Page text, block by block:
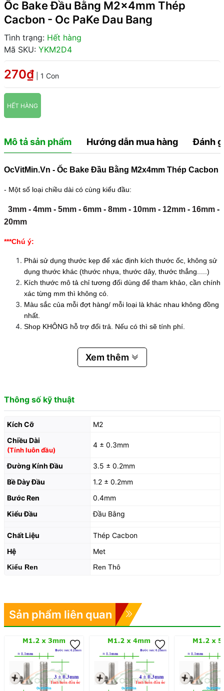
Ốc Bake Đầu Bằng M2x4mm Thép
Cacbon - Oc PaKe Dau Bang
Tình trạng: Hết hàng
Mã SKU: YKM2D4
270₫ | 1 Con
HẾT HÀNG
Mô tả sản phẩm Hướng dẫn mua hàng Đánh
OcVitMin.Vn - Ốc Bake Đầu Bằng M2x4mm Thép Cacbon
- Một số loại chiều dài có cùng kiểu đầu:
3mm- 4mm- 5mm- 6mm- 8mm- 10mm- 12mm- 16mm-
20mm
***Chú ý:
Phải sử dụng thước kẹp để xác định kích thước ốc, không sử
dụng thước khác (thước nhựa, thước dây, thước thẳng.....)
Kích thước mô tả chỉ tương đối dùng để tham khảo, cần chính
xác từng mm thì không có.
Màu sắc của mỗi đợt hàng/ mỗi loại là khác nhau không đồng
nhất.
Shop KHÔNG hỗ trợ đổi trả. Nếu có thì sẽ tính phí.
Xem thêm
Thông số kỹ thuật
Kích Cỡ
M2
Chiều Dài
(Tính luôn đầu)
4 ± 0.3mm
Đường Kính Đầu
3.5 ± 0.2mm
Bề Dày Đầu
1.2 ± 0.2mm
Bước Ren
0.4mm
Kiểu Đầu
Đầu Bằng
Chất Liệu
Thép Cacbon
Hệ
Met
Kiểu Ren Ren Thô
Sản phẩm liên quan